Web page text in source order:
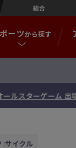
総合
ーツから探す
ールスターゲーム 出
:サイクル